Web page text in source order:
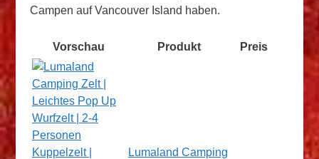
Campen auf Vancouver Island haben.
Vorschau Produkt Preis
Lumaland Camping